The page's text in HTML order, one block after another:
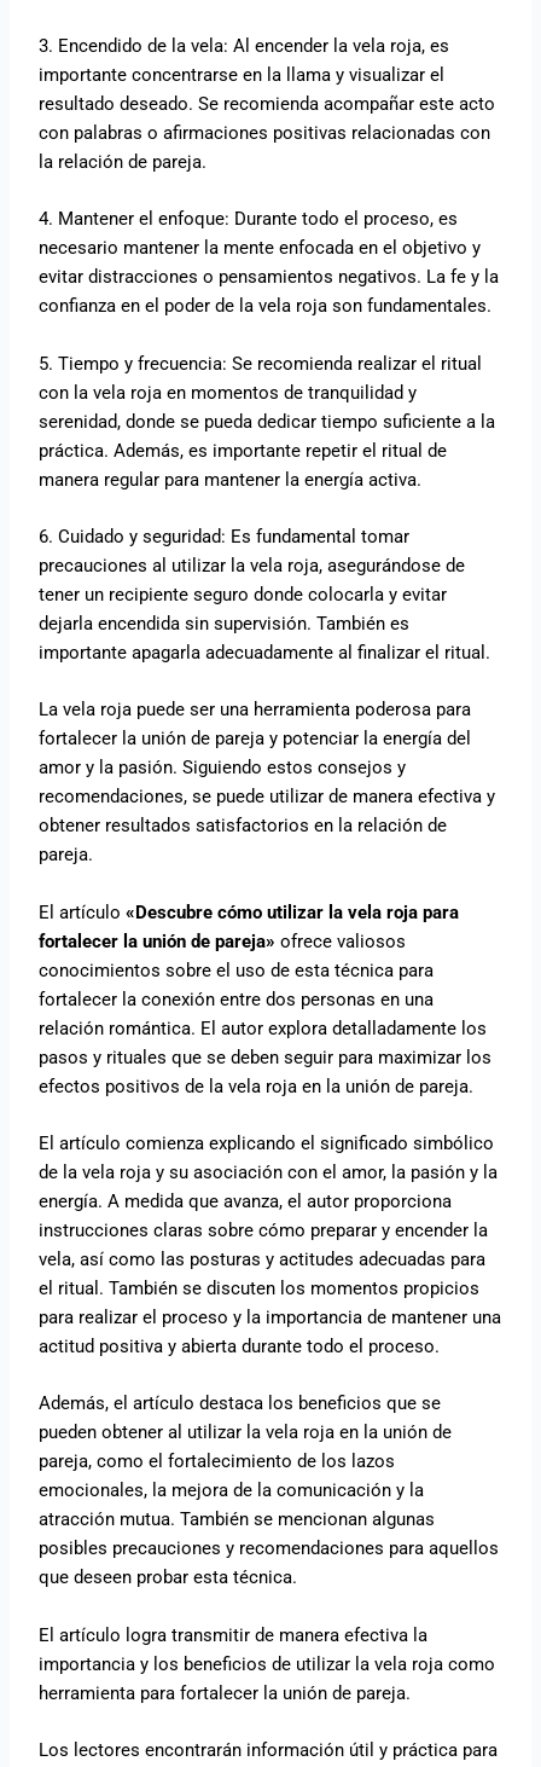
3. Encendido de la vela: Al encender la vela roja, es
importante concentrarse en la llama y visualizar el
resultado deseado. Se recomienda acompañar este acto
con palabras o afirmaciones positivas relacionadas con
la relación de pareja.
4. Mantener el enfoque: Durante todo el proceso, es
necesario mantener la mente enfocada en el objetivo y
evitar distracciones o pensamientos negativos. La fe y la
confianza en el poder de la vela roja son fundamentales.
5. Tiempo y frecuencia: Se recomienda realizar el ritual
con la vela roja en momentos de tranquilidad y
serenidad, donde se pueda dedicar tiempo suficiente a la
práctica. Además, es importante repetir el ritual de
manera regular para mantener la energía activa.
6. Cuidado y seguridad: Es fundamental tomar
precauciones al utilizar la vela roja, asegurándose de
tener un recipiente seguro donde colocarla y evitar
dejarla encendida sin supervisión. También es
importante apagarla adecuadamente al finalizar el ritual.
La vela roja puede ser una herramienta poderosa para
fortalecer la unión de pareja y potenciar la energía del
amor y la pasión. Siguiendo estos consejos y
recomendaciones, se puede utilizar de manera efectiva y
obtener resultados satisfactorios en la relación de
pareja.
El artículo«Descubre cómo utilizar la vela roja para
fortalecer la unión de pareja» ofrece valiosos
conocimientos sobre el uso de esta técnica para
fortalecer la conexión entre dos personas en una
relación romántica. El autor explora detalladamente los
pasos y rituales que se deben seguir para maximizar los
efectos positivos de la vela roja en la unión de pareja.
El artículo comienza explicando el significado simbólico
de la vela roja y su asociación con el amor, la pasión y la
energía. A medida que avanza, el autor proporciona
instrucciones claras sobre cómo preparar y encender la
vela, así como las posturas y actitudes adecuadas para
el ritual. También se discuten los momentos propicios
para realizar el proceso y la importancia de mantener una
actitud positiva y abierta durante todo el proceso.
Además, el artículo destaca los beneficios que se
pueden obtener al utilizar la vela roja en la unión de
pareja, como el fortalecimiento de los lazos
emocionales, la mejora de la comunicación y la
atracción mutua. También se mencionan algunas
posibles precauciones y recomendaciones para aquellos
que deseen probar esta técnica.
El artículo logra transmitir de manera efectiva la
importancia y los beneficios de utilizar la vela roja como
herramienta para fortalecer la unión de pareja.
Los lectores encontrarán información útil y práctica para